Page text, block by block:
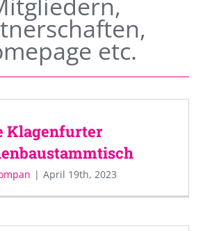
etc.
Klagenfurter
| April 19th, 2023